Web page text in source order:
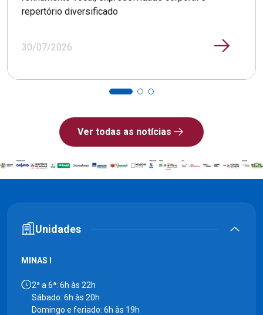
repertório diversificado
30/07/2026
Ver todas as notícias
Unidades
MINAS I
2ª a 6ª: 6h às 22h
Sábado: 6h às 20h
Domingo e feriado: 6h às 19h